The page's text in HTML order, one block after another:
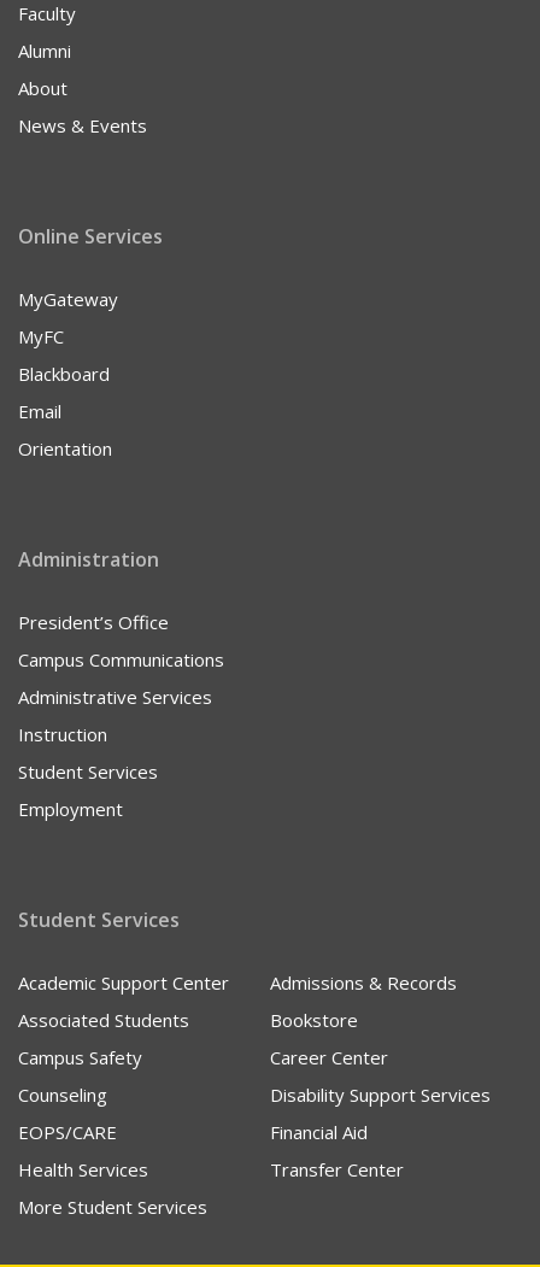
Faculty
Alumni
About
News & Events
Online Services
MyGateway
MyFC
Blackboard
Email
Orientation
Administration
President’s Office
Campus Communications
Administrative Services
Instruction
Student Services
Employment
Student Services
Academic Support Center
Admissions & Records
Associated Students
Bookstore
Campus Safety
Career Center
Counseling
Disability Support Services
EOPS/CARE
Financial Aid
Health Services
Transfer Center
More Student Services